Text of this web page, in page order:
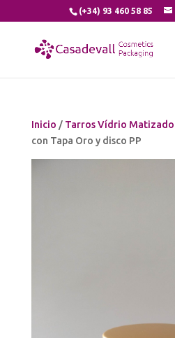
(+34) 93 460 58 85
Inicio / Tarros Vídrio Matizado
con Tapa Oro y disco PP